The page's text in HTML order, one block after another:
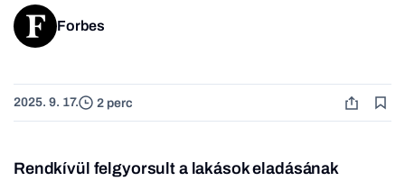
Forbes
2025. 9. 17. 2 perc
Rendkívül felgyorsult a lakások eladásának